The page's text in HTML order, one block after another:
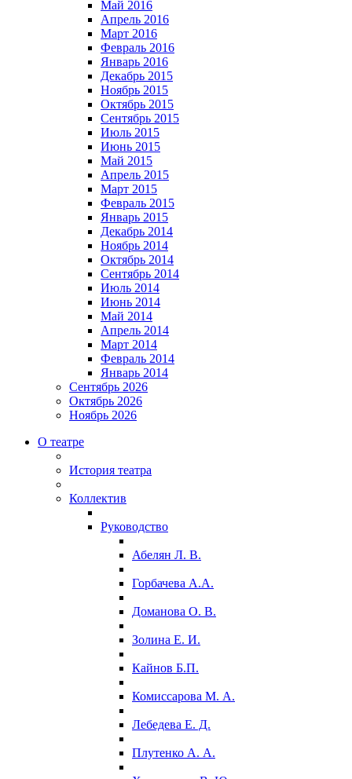
Май 2016
Апрель 2016
Март 2016
Февраль 2016
Январь 2016
Декабрь 2015
Ноябрь 2015
Октябрь 2015
Сентябрь 2015
Июль 2015
Июнь 2015
Май 2015
Апрель 2015
Март 2015
Февраль 2015
Январь 2015
Декабрь 2014
Ноябрь 2014
Октябрь 2014
Сентябрь 2014
Июль 2014
Июнь 2014
Май 2014
Апрель 2014
Март 2014
Февраль 2014
Январь 2014
Сентябрь 2026
Октябрь 2026
Ноябрь 2026
О театре
История театра
Коллектив
Руководство
Абелян Л. В.
Горбачева А.А.
Доманова О. В.
Золина Е. И.
Кайнов Б.П.
Комиссарова М. А.
Лебедева Е. Д.
Плутенко А. А.